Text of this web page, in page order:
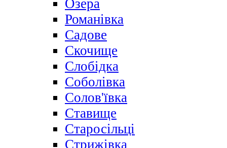
Озера
Романівка
Садове
Скочище
Слобідка
Соболівка
Солов'ївка
Ставище
Старосільці
Стрижівка